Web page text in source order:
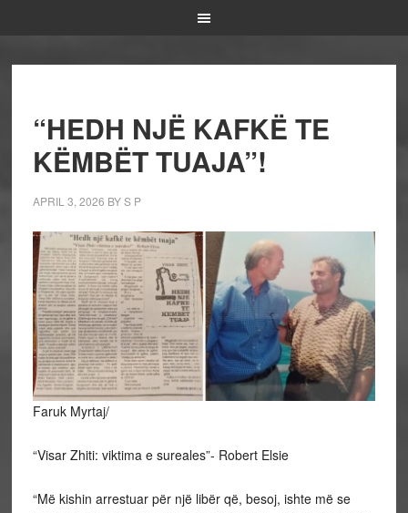
“HEDH NJË KAFKË TE
KËMBËT TUAJA”!
APRIL 3, 2026 BYS P
Faruk Myrtaj/
“Visar Zhiti: viktima e sureales”- Robert Elsie
“Më kishin arrestuar për një libër që, besoj, ishte më se